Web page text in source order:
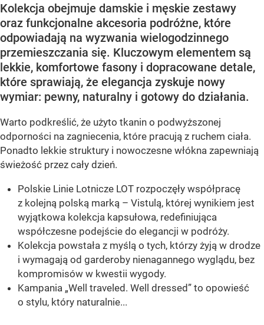
Kolekcja obejmuje damskie i męskie zestawy
oraz funkcjonalne akcesoria podróżne, które
odpowiadają na wyzwania wielogodzinnego
przemieszczania się. Kluczowym elementem są
lekkie, komfortowe fasony i dopracowane detale,
które sprawiają, że elegancja zyskuje nowy
wymiar: pewny, naturalny i gotowy do działania.
Warto podkreślić, że użyto tkanin o podwyższonej
odporności na zagniecenia, które pracują z ruchem ciała.
Ponadto lekkie struktury i nowoczesne włókna zapewniają
świeżość przez cały dzień.
Polskie Linie Lotnicze LOT rozpoczęły współpracę
z kolejną polską marką – Vistulą, której wynikiem jest
wyjątkowa kolekcja kapsułowa, redefiniująca
współczesne podejście do elegancji w podróży.
Kolekcja powstała z myślą o tych, którzy żyją w drodze
i wymagają od garderoby nienagannego wyglądu, bez
kompromisów w kwestii wygody.
Kampania „Well traveled. Well dressed” to opowieść
o stylu, który naturalnie...